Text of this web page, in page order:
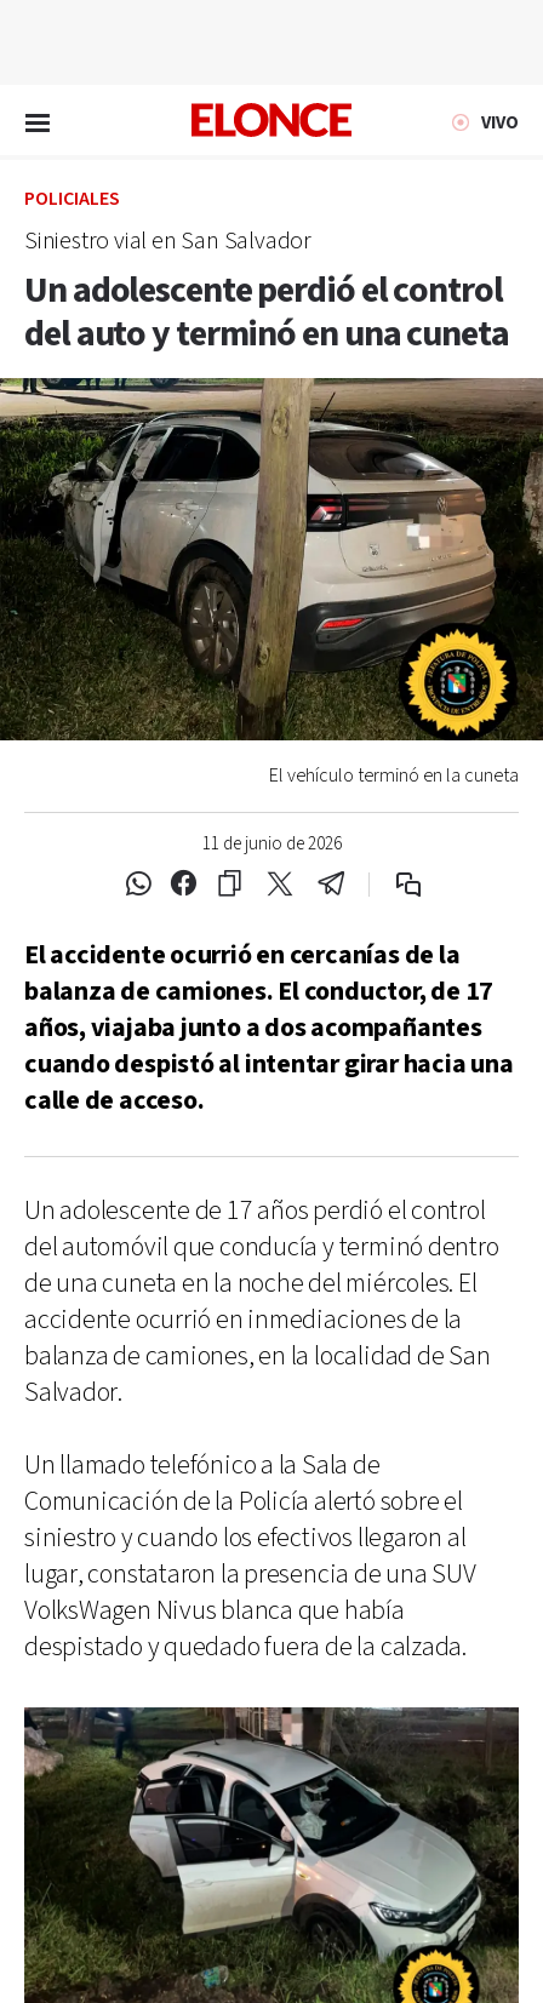
VIVO
POLICIALES
Siniestro vial en San Salvador
Un adolescente perdió el control
del auto y terminó en una cuneta
11 de junio de 2026
El vehículo terminó en la cuneta
El accidente ocurrió en cercanías de la
balanza de camiones. El conductor, de 17
años, viajaba junto a dos acompañantes
cuando despistó al intentar girar hacia una
calle de acceso.
Un adolescente de 17 años perdió el control
del automóvil que conducía y terminó dentro
de una cuneta en la noche del miércoles. El
accidente ocurrió en inmediaciones de la
balanza de camiones, en la localidad de San
Salvador.
Un llamado telefónico a la Sala de
Comunicación de la Policía alertó sobre el
siniestro y cuando los efectivos llegaron al
lugar, constataron la presencia de una SUV
VolksWagen Nivus blanca que había
despistado y quedado fuera de la calzada.